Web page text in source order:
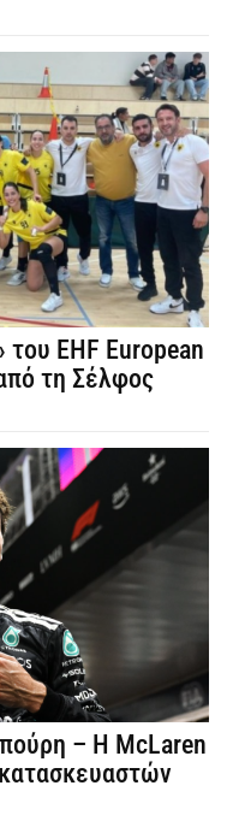
EHF European
τη Σέλφος
– Η McLaren